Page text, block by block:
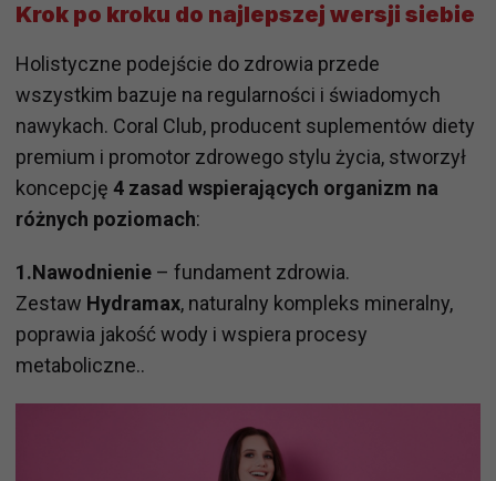
Krok po kroku do najlepszej wersji siebie
Holistyczne podejście do zdrowia przede
wszystkim bazuje na regularności i świadomych
nawykach. Coral Club, producent suplementów diety
premium i promotor zdrowego stylu życia, stworzył
koncepcję 4 zasad wspierających organizm na
różnych poziomach:
1.Nawodnienie – fundament zdrowia.
Zestaw Hydramax, naturalny kompleks mineralny,
poprawia jakość wody i wspiera procesy
metaboliczne..